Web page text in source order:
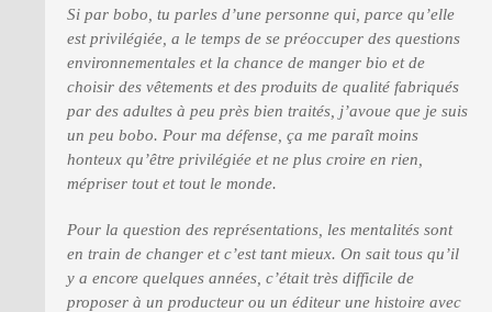
Si par bobo, tu parles d’une personne qui, parce qu’elle
est privilégiée, a le temps de se préoccuper des questions
environnementales et la chance de manger bio et de
choisir des vêtements et des produits de qualité fabriqués
par des adultes à peu près bien traités, j’avoue que je suis
un peu bobo. Pour ma défense, ça me paraît moins
honteux qu’être privilégiée et ne plus croire en rien,
mépriser tout et tout le monde.
Pour la question des représentations, les mentalités sont
en train de changer et c’est tant mieux. On sait tous qu’il
y a encore quelques années, c’était très difficile de
proposer à un producteur ou un éditeur une histoire avec